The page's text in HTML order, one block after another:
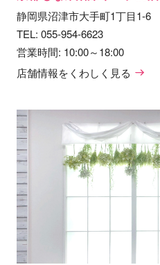
静岡県沼津市大手町1丁目1-6
TEL: 055-954-6623
営業時間: 10:00～18:00
店舗情報をくわしく見る